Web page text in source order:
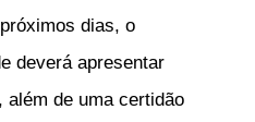
dias, o
deverá apresentar
de uma certidão